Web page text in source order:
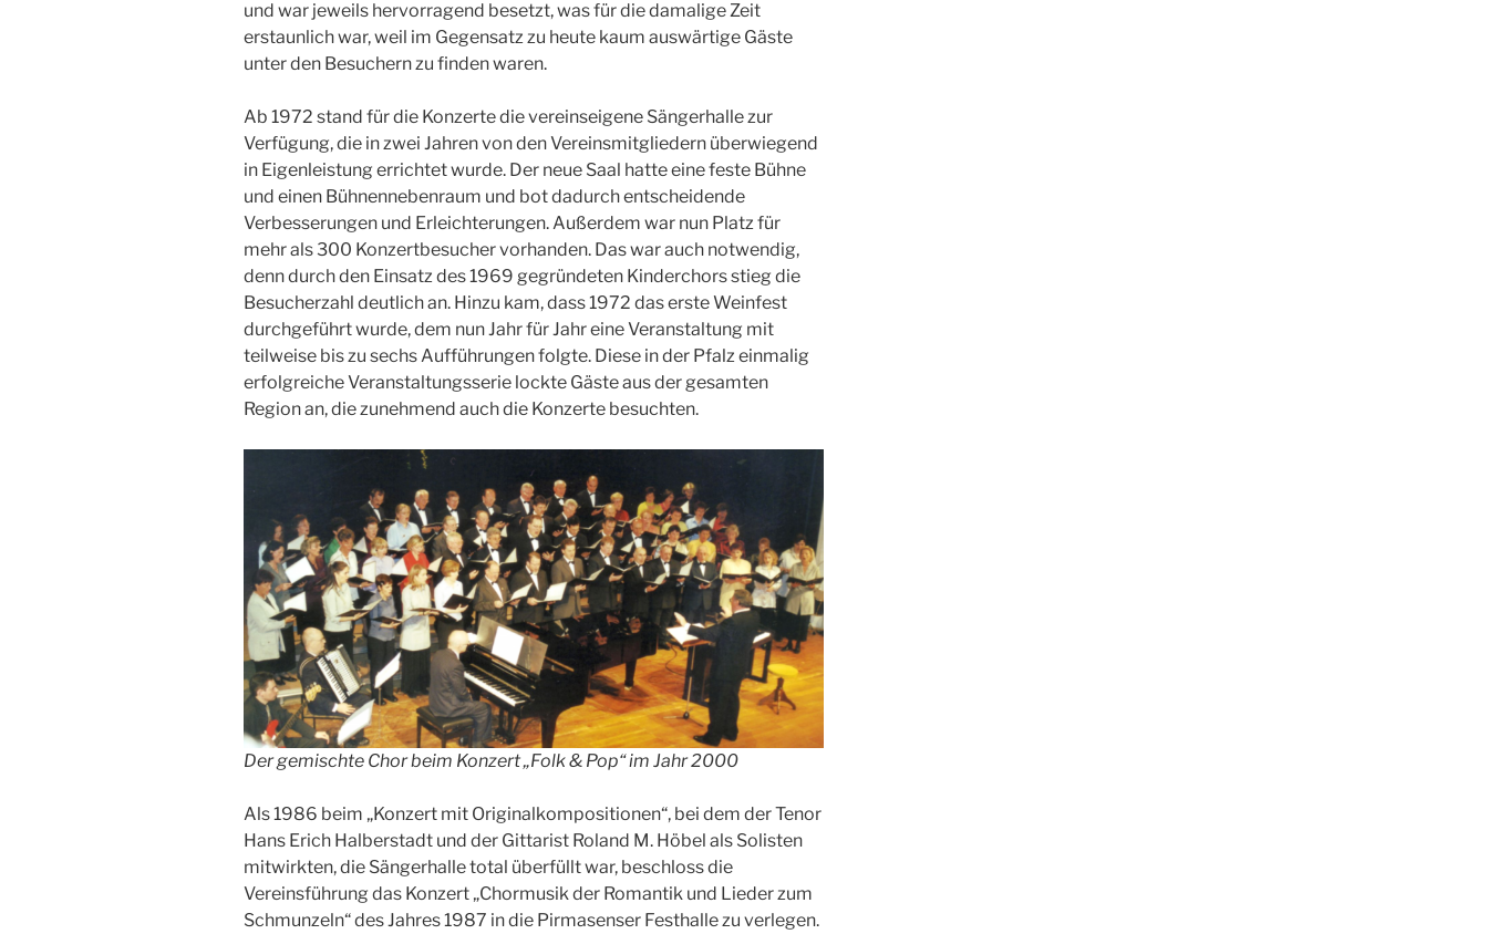
und war jeweils hervorragend besetzt, was für die damalige Zeit
erstaunlich war, weil im Gegensatz zu heute kaum auswärtige Gäste
unter den Besuchern zu finden waren.
Ab 1972 stand für die Konzerte die vereinseigene Sängerhalle zur
Verfügung, die in zwei Jahren von den Vereinsmitgliedern überwiegend
in Eigenleistung errichtet wurde. Der neue Saal hatte eine feste Bühne
und einen Bühnennebenraum und bot dadurch entscheidende
Verbesserungen und Erleichterungen. Außerdem war nun Platz für
mehr als 300 Konzertbesucher vorhanden. Das war auch notwendig,
denn durch den Einsatz des 1969 gegründeten Kinderchors stieg die
Besucherzahl deutlich an. Hinzu kam, dass 1972 das erste Weinfest
durchgeführt wurde, dem nun Jahr für Jahr eine Veranstaltung mit
teilweise bis zu sechs Aufführungen folgte. Diese in der Pfalz einmalig
erfolgreiche Veranstaltungsserie lockte Gäste aus der gesamten
Region an, die zunehmend auch die Konzerte besuchten.
Der gemischte Chor beim Konzert „Folk & Pop“ im Jahr 2000
Als 1986 beim „Konzert mit Originalkompositionen“, bei dem der Tenor
Hans Erich Halberstadt und der Gittarist Roland M. Höbel als Solisten
mitwirkten, die Sängerhalle total überfüllt war, beschloss die
Vereinsführung das Konzert „Chormusik der Romantik und Lieder zum
Schmunzeln“ des Jahres 1987 in die Pirmasenser Festhalle zu verlegen.